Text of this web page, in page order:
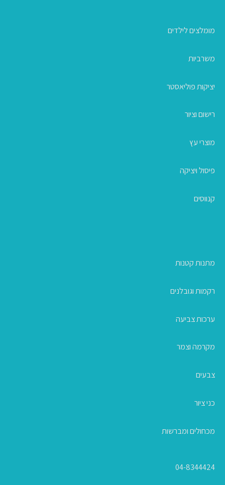
מומלצים לילדים
משרביות
יציקות פוליאסטר
רישום וציור
מוצרי עץ
פיסול ויציקה
קנווסים
מתנות קטנות
רקמות וגובלנים
ערכות צביעה
מקרמה וצמר
צבעים
כני ציור
מכחולים ומברשות
04-8344424